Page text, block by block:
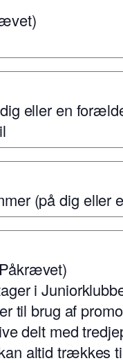
eller en
(på dig eller
i
til brug af
delt med
altid trækkes